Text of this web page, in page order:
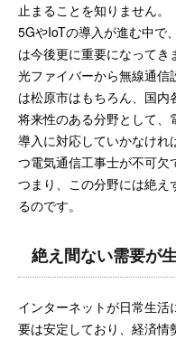
止まることを知りません。
5GやIoTの導入が進む中で
は今後更に重要になってき
光ファイバーから無線通
は松原市はもちろん、国内
将来性のある分野として
導入に対応していかなけ
つ電気通信工事士が不可欠
つまり、この分野には絶
るのです。
絶え間ない需要が
インターネットが日常生
要は安定しており、経済情